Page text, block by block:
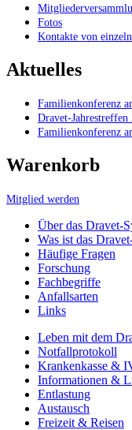
Fotos
Kontakte von
Aktuelles
Familienkonferenz
Dravet-Jahrestreffen
Familienkonferenz
Warenkorb
Mitglied werden
Über das Dravet-
Was ist das
Häufige Fragen
Forschung
Fachbegriffe
Anfallsarten
Links
Leben mit dem
Notfallprotokoll
Krankenkasse &
Informationen &
Entlastung
Austausch
Freizeit & Reisen